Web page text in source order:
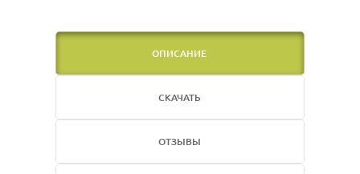
ОПИСАНИЕ
СКАЧАТЬ
ОТЗЫВЫ